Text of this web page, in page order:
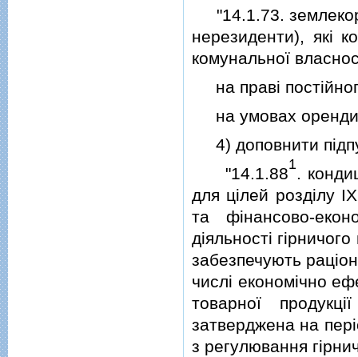
"14.1.73.
нерезиденти), якi
комунальної
на правi
на умовах
4) доповнити
"14.1.881.
для цiлей роздiлу IX
та фiнансово-
дiяльностi
забезпечують
числi економiчно
товарної
затверджена на
з регулювання